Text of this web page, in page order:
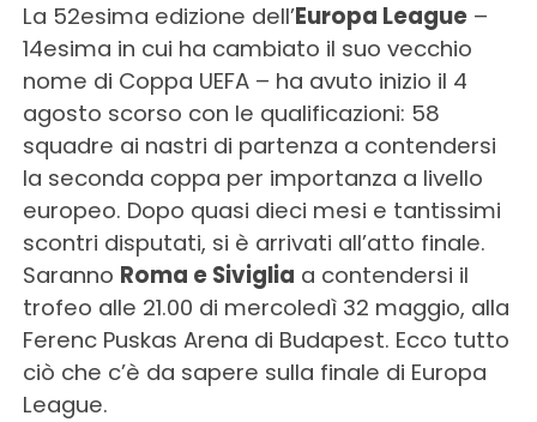
La 52esima edizione dell’Europa League–
14esima in cui ha cambiato il suo vecchio
nome di Coppa UEFA – ha avuto inizio il 4
agosto scorso con le qualificazioni: 58
squadre ai nastri di partenza a contendersi
la seconda coppa per importanza a livello
europeo. Dopo quasi dieci mesi e tantissimi
scontri disputati, si è arrivati all’atto finale.
Saranno Roma e Siviglia a contendersi il
trofeo alle 21.00 di mercoledì 32 maggio, alla
Ferenc Puskas Arena di Budapest. Ecco tutto
ciò che c’è da sapere sulla finale di Europa
League.